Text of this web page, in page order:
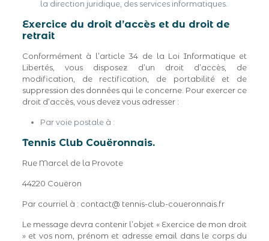
la direction juridique, des services informatiques.
Exercice du droit d’accès et du droit de
retrait
Conformément à l’article 34 de la Loi Informatique et
Libertés, vous disposez d’un droit d’accès, de
modification, de rectification, de portabilité et de
suppression des données qui le concerne. Pour exercer ce
droit d’accès, vous devez vous adresser :
Par voie postale à :
Tennis Club Couëronnais.
Rue Marcel de la Provote
44220 Couëron
Par courriel à : contact@ tennis-club-coueronnais.fr
Le message devra contenir l’objet « Exercice de mon droit
» et vos nom, prénom et adresse email dans le corps du